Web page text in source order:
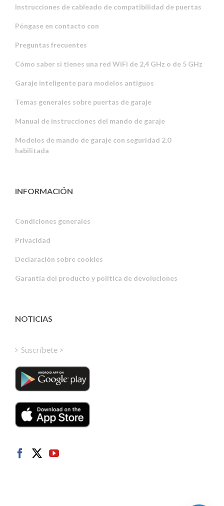
Instrucciones de cableado de compatibilidad de puertas
Póngase en contacto con
Preguntas frecuentes
Cómo saber si tienes una red WiFi de 2,4 GHz o de 5 GHz
Garaje inteligente para modelos antiguos
Temas generales sobre puertas de garaje
Manual de instrucciones del mando de garaje
Modelos de mando de garaje con seguridad 2.0
habilitada
INFORMACIÓN
Condiciones generales
Privacidad
Declaración sobre cookies
Garantía del producto y política de devoluciones
NOTICIAS
Suscríbete >
Estonian